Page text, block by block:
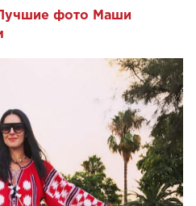
фото Маши